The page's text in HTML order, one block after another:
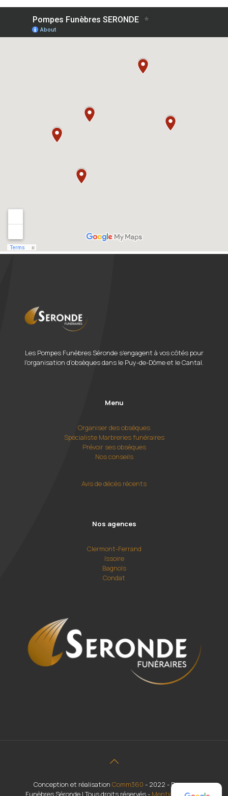
Les Pompes Funèbres Séronde s'engagent à vos côtés pour
l'organisation d'obsèques dans le Puy-de-Dôme et le Cantal.
Menu
Organiser des obsèques
Spécialiste Marbreries funéraires
Prévoir ses obsèques
Nos conseils
Avis de décès récents
Nos agences
Clermont-Ferrand
Issoire
Bagnols
Condat
Conception et réalisation Comm360 - 2022 - Pompes
Funèbres Séronde | Tous droits réservés - Mentions légales